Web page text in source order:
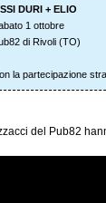
DURI + ELIO
1 ottobre
di Rivoli (TO)
la partecipazione
del Pub82